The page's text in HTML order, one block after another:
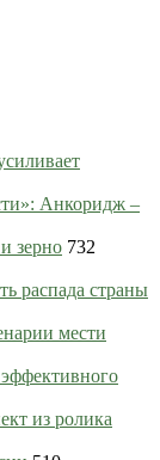
Анкоридж –
зерно 732
распада страны
мести
из ролика